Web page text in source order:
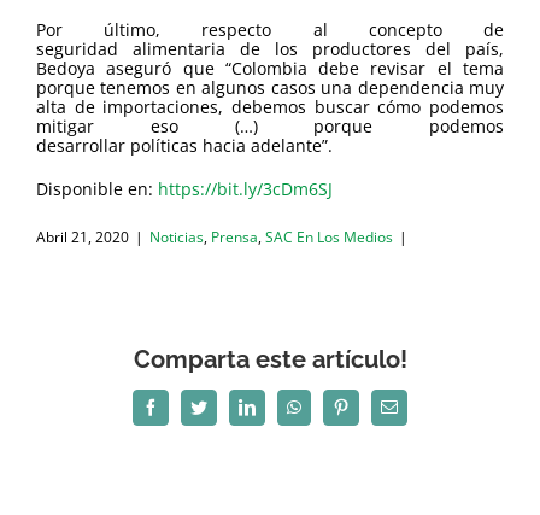
Por último, respecto al concepto de
seguridad alimentaria de los productores del país,
Bedoya aseguró que “Colombia debe revisar el tema
porque tenemos en algunos casos una dependencia muy
alta de importaciones, debemos buscar cómo podemos
mitigar eso (…) porque podemos
desarrollar políticas hacia adelante”.
Disponible en: https://bit.ly/3cDm6SJ
Abril 21, 2020 | Noticias, Prensa,SAC En Los Medios |
Comparta este artículo!
FacebookTwitterLinkedInWhatsAppPinterestCorreo
electrónico